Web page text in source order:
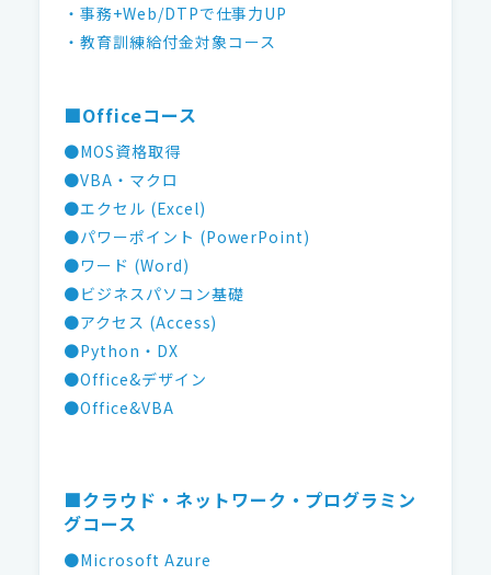
・事務+Web/DTPで仕事力UP
・教育訓練給付金対象コース
■Officeコース
●MOS資格取得
●VBA・マクロ
●エクセル (Excel)
●パワーポイント (PowerPoint)
●ワード (Word)
●ビジネスパソコン基礎
●アクセス (Access)
●Python・DX
●Office&デザイン
●Office&VBA
■クラウド・ネットワーク・プログラミン
グコース
●Microsoft Azure